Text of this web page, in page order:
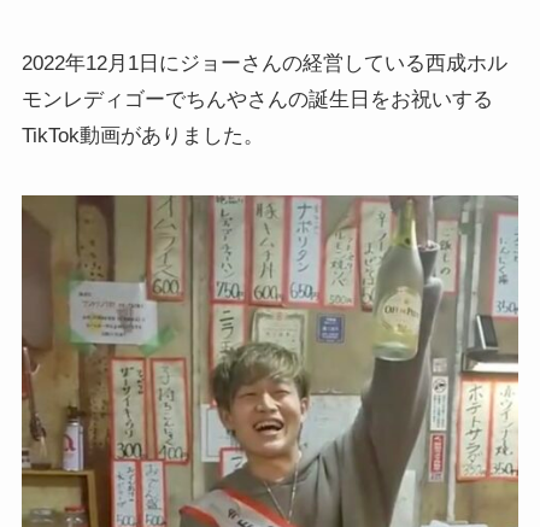
2022年12月1日にジョーさんの経営している西成ホル
モンレディゴーでちんやさんの誕生日をお祝いする
TikTok動画がありました。